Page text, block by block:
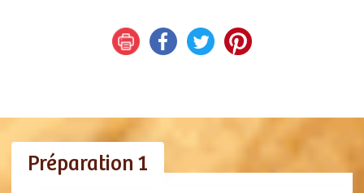
Préparation 1